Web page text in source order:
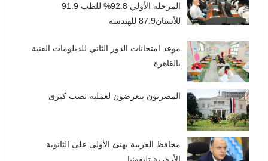
المرحلة الأولي 92.8% للطب 91.9
للأسنان87.9 للهندسة
موعد امتحانات الدور الثاني للدبلومات الفنية
بالقاهرة
المصريون يتعرضون لعملية نصب كبرى
محافظ الغربية يهنئ الأولى على الثانوية
الأزهرية تليفونيا